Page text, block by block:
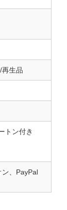
再生品
トン付き
、PayPal